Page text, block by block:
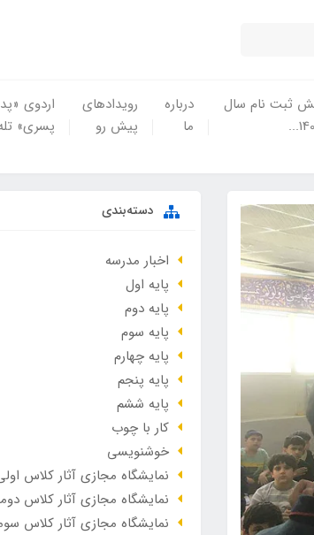
ثبت نام سال
درباره
ما
رویدادهای
پیش رو
اردوی
پسری»
دسته‌بندی
اخبار مدرسه
پایه اول
پایه دوم
پایه سوم
پایه چهارم
پایه پنجم
پایه ششم
کار با چوب
خوشنویسی
نمایشگاه مجازی آثار کلاس
نمایشگاه مجازی آثار کلاس
نمایشگاه مجازی آثار کلاس